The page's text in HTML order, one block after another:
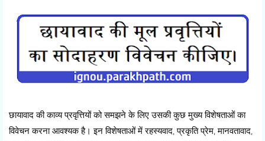
छायावाद की काव्य प्रवृत्तियों को समझने के लिए उसकी कुछ मुख्य विशेषताओं का
विवेचन करना आवश्यक है। इन विशेषताओं में रहस्यवाद, प्रकृति प्रेम, मानवतावाद,